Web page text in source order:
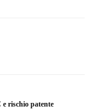
rischio patente